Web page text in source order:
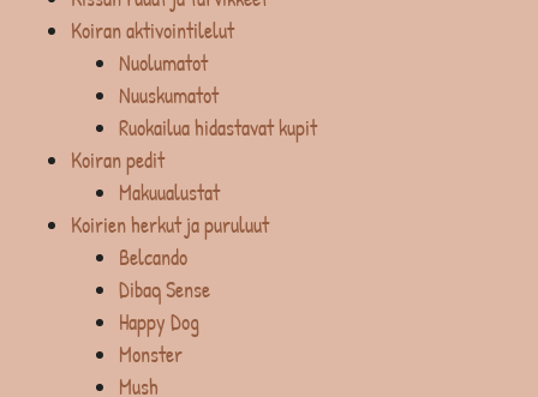
Koiran aktivointilelut
Nuolumatot
Nuuskumatot
Ruokailua hidastavat kupit
Koiran pedit
Makuualustat
Koirien herkut ja puruluut
Belcando
Dibaq Sense
Happy Dog
Monster
Mush